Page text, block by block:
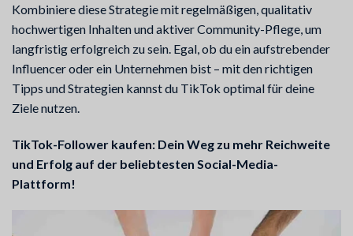
Kombiniere diese Strategie mit regelmäßigen, qualitativ
hochwertigen Inhalten und aktiver Community-Pflege, um
langfristig erfolgreich zu sein. Egal, ob du ein aufstrebender
Influencer oder ein Unternehmen bist – mit den richtigen
Tipps und Strategien kannst du TikTok optimal für deine
Ziele nutzen.
TikTok-Follower kaufen: Dein Weg zu mehr Reichweite
und Erfolg auf der beliebtesten Social-Media-
Plattform!